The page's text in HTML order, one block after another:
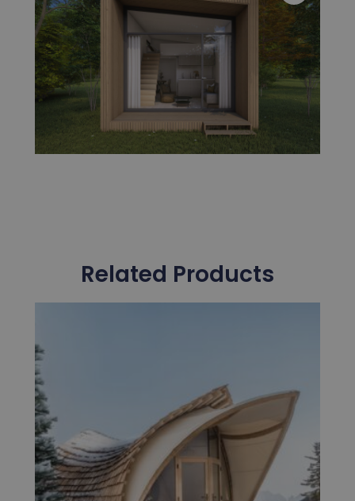
Related Products